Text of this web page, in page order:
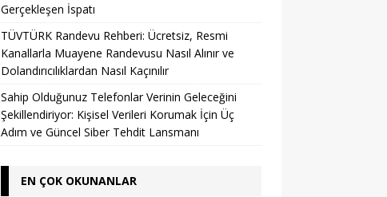
Gerçekleşen İspatı
TÜVTÜRK Randevu Rehberi: Ücretsiz, Resmi
Kanallarla Muayene Randevusu Nasıl Alınır ve
Dolandırıcılıklardan Nasıl Kaçınılır
Sahip Olduğunuz Telefonlar Verinin Geleceğini
Şekillendiriyor: Kişisel Verileri Korumak İçin Üç
Adım ve Güncel Siber Tehdit Lansmanı
EN ÇOK OKUNANLAR